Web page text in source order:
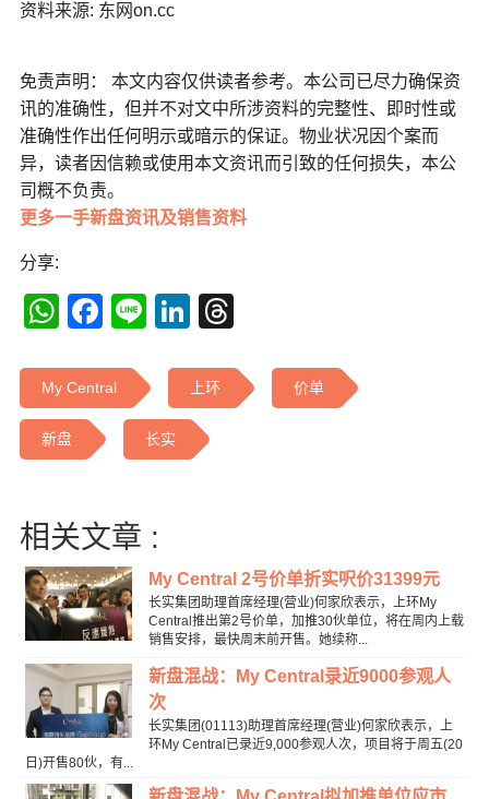
资料来源: 东网on.cc
免责声明： 本文内容仅供读者参考。本公司已尽力确保资
讯的准确性，但并不对文中所涉资料的完整性、即时性或
准确性作出任何明示或暗示的保证。物业状况因个案而
异，读者因信赖或使用本文资讯而引致的任何损失，本公
司概不负责。
更多一手新盘资讯及销售资料
分享:
WhatsApp
Facebook
LineLinkedIn
My Central 上环 价单
新盘 长实
相关文章 :
My Central 2号价单折实呎价31399元
长实集团助理首席经理(营业)何家欣表示，上环My
Central推出第2号价单，加推30伙单位，将在周内上载
销售安排，最快周末前开售。她续称...
新盘混战：My Central录近9000参观人
次
长实集团(01113)助理首席经理(营业)何家欣表示，上
环My Central已录近9,000参观人次，项目将于周五(20
日)开售80伙，有...